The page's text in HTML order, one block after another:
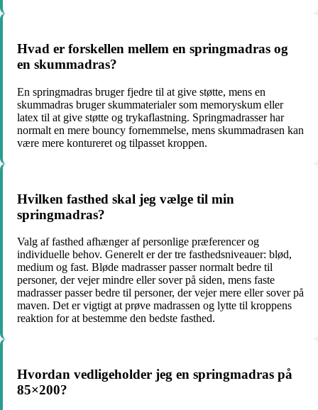
Hvad er forskellen mellem en springmadras og
en skummadras?
En springmadras bruger fjedre til at give støtte, mens en
skummadras bruger skummaterialer som memoryskum eller
latex til at give støtte og trykaflastning. Springmadrasser har
normalt en mere bouncy fornemmelse, mens skummadrasen kan
være mere kontureret og tilpasset kroppen.
Hvilken fasthed skal jeg vælge til min
springmadras?
Valg af fasthed afhænger af personlige præferencer og
individuelle behov. Generelt er der tre fasthedsniveauer: blød,
medium og fast. Bløde madrasser passer normalt bedre til
personer, der vejer mindre eller sover på siden, mens faste
madrasser passer bedre til personer, der vejer mere eller sover på
maven. Det er vigtigt at prøve madrassen og lytte til kroppens
reaktion for at bestemme den bedste fasthed.
Hvordan vedligeholder jeg en springmadras på
85×200?